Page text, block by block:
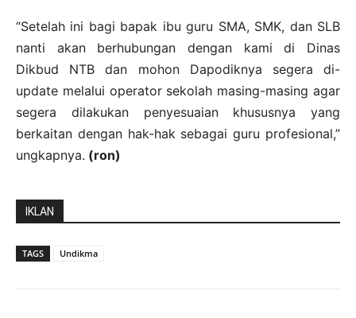
“Setelah ini bagi bapak ibu guru SMA, SMK, dan SLB
nanti akan berhubungan dengan kami di Dinas
Dikbud NTB dan mohon Dapodiknya segera di-
update melalui operator sekolah masing-masing agar
segera dilakukan penyesuaian khususnya yang
berkaitan dengan hak-hak sebagai guru profesional,”
ungkapnya. (ron)
IKLAN
TAGS Undikma